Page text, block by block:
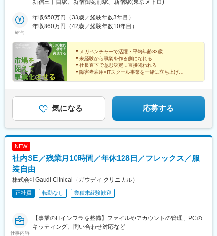
新宿三丁目駅、新宿御苑前駅、新宿駅(東京メトロ)
給与
年収650万円（33歳／経験年数3年目）
年収860万円（42歳／経験年数10年目）
▼メガベンチャーで活躍・平均年齢33歳
▼未経験から事業を作る側になれる
▼社長直下で意思決定に直接関われる
▼障害者雇用×ITスクール事業を一緒に立ち上げ
気になる 応募する
NEW
社内SE／残業月10時間／年休128日／フレックス／服
装自由
株式会社Gaudi Clinical（ガウディ クリニカル）
正社員 転勤なし 業種未経験歓迎
仕事内容
【事業のITインフラを整備】ファイルやアカウントの管理、PCの
キッティング、問い合わせ対応など